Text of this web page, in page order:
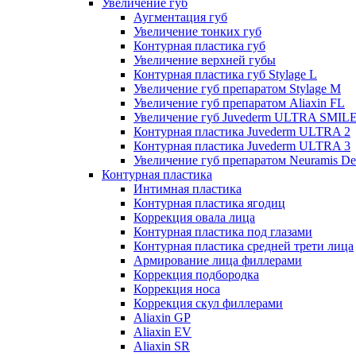
Увеличение губ
Аугментация губ
Увеличение тонких губ
Контурная пластика губ
Увеличение верхней губы
Контурная пластика губ Stylage L
Увеличение губ препаратом Stylage M
Увеличение губ препаратом Aliaxin FL
Увеличение губ Juvederm ULTRA
Контурная пластика Juvederm ULTRA 2
Контурная пластика Juvederm ULTRA 3
Увеличение губ препаратом Neuramis
Контурная пластика
Интимная пластика
Контурная пластика ягодиц
Коррекция овала лица
Контурная пластика под глазами
Контурная пластика средней трети лица
Армирование лица филлерами
Коррекция подбородка
Коррекция носа
Коррекция скул филлерами
Aliaxin GP
Aliaxin EV
Aliaxin SR